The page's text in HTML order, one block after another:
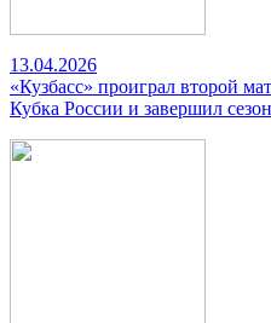
13.04.2026
«Кузбасс» проиграл второй
Кубка России и завершил